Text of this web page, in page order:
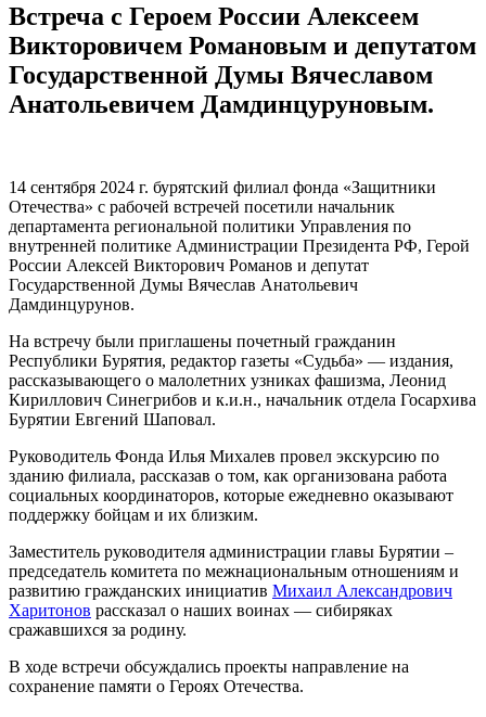
Встреча с Героем России Алексеем
Викторовичем Романовым и депутатом
Государственной Думы Вячеславом
Анатольевичем Дамдинцуруновым.
14 сентября 2024 г. бурятский филиал фонда «Защитники
Отечества» с рабочей встречей посетили начальник
департамента региональной политики Управления по
внутренней политике Администрации Президента РФ, Герой
России Алексей Викторович Романов и депутат
Государственной Думы Вячеслав Анатольевич
Дамдинцурунов.
На встречу были приглашены почетный гражданин
Республики Бурятия, редактор газеты «Судьба» — издания,
рассказывающего о малолетних узниках фашизма, Леонид
Кириллович Синегрибов и к.и.н., начальник отдела Госархива
Бурятии Евгений Шаповал.
Руководитель Фонда Илья Михалев провел экскурсию по
зданию филиала, рассказав о том, как организована работа
социальных координаторов, которые ежедневно оказывают
поддержку бойцам и их близким.
Заместитель руководителя администрации главы Бурятии –
председатель комитета по межнациональным отношениям и
развитию гражданских инициатив Михаил Александрович
Харитонов рассказал о наших воинах — сибиряках
сражавшихся за родину.
В ходе встречи обсуждались проекты направление на
сохранение памяти о Героях Отечества.